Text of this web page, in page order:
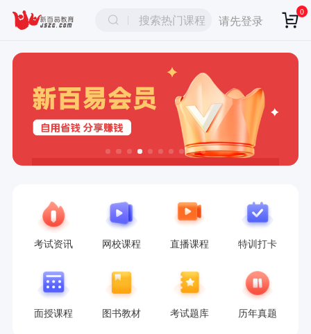
搜索热门课程 请先登录
0
考试资讯 网校课程 直播课程 特训打卡
面授课程 图书教材 考试题库 历年真题